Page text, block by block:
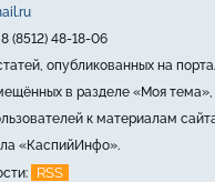
(8512) 48-18-06
опубликованных на
в разделе «Моя
к материалам
«КаспийИнфо».
RSS